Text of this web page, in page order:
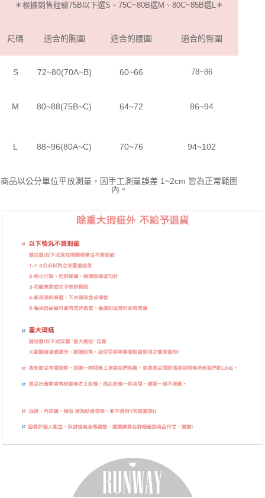
＊根據銷售經驗75B以下選S、75C~80B選M、80C~85B選L＊
尺碼 適合的胸圍 適合的腰圍 適合的臀圍
S 72~80(70A~B) 60~66 78~86
M 80~88(75B~C) 64~72 86~94
L 88~96(80A~C) 70~76 94~102
商品以公分單位平放測量，因手工測量誤差 1~2cm 皆為正常範圍
內。